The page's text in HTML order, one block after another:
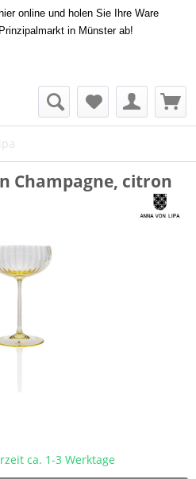
online und holen Sie Ihre Ware
in Münster ab!
Champagne, citron
ca. 1-3 Werktage